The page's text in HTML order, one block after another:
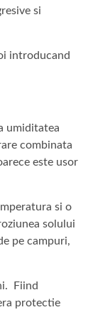
si
introducand
umiditatea
combinata
este usor
si o
solului
pe campuri,
Fiind
protectie